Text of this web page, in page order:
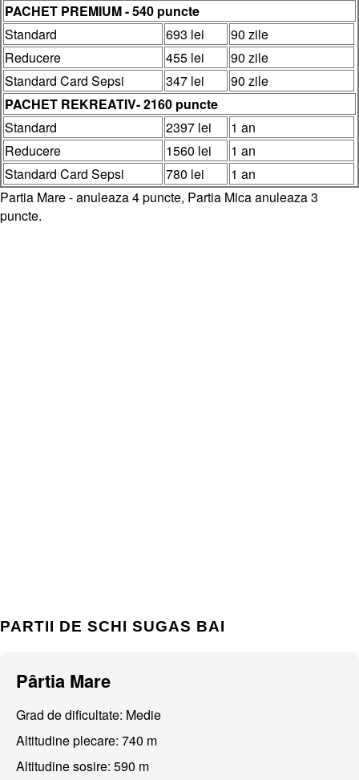
PACHET PREMIUM - 540 puncte
Standard
693 lei
90 zile
Reducere
455 lei
90 zile
Standard Card Sepsi
347 lei
90 zile
PACHET REKREATIV- 2160 puncte
Standard
2397 lei
1 an
Reducere
1560 lei
1 an
Standard Card Sepsi
780 lei
1 an
Partia Mare - anuleaza 4 puncte, Partia Mica anuleaza 3
puncte.
PARTII DE SCHI SUGAS BAI
Pârtia Mare
Grad de dificultate: Medie
Altitudine plecare: 740 m
Altitudine sosire: 590 m